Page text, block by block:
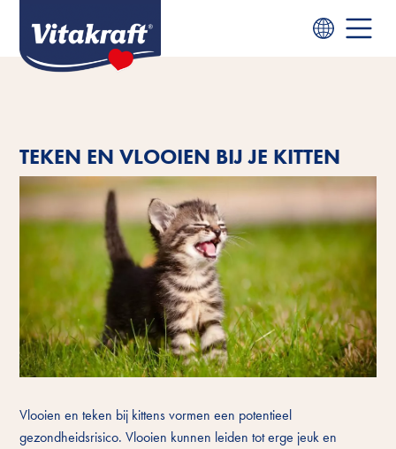
TEKEN EN VLOOIEN BIJ JE KITTEN
Vlooien en teken bij kittens vormen een potentieel
gezondheidsrisico. Vlooien kunnen leiden tot erge jeuk en